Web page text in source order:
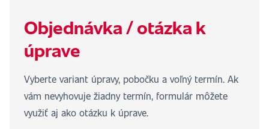
Objednávka / otázka k
úprave
Vyberte variant úpravy, pobočku a voľný termín. Ak
vám nevyhovuje žiadny termín, formulár môžete
využiť aj ako otázku k úprave.